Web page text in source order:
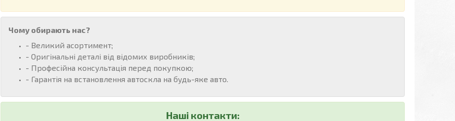
Чому обирають нас?
- Великий асортимент;
- Оригінальні деталі від відомих виробників;
- Професійна консультація перед покупкою;
- Гарантія на встановлення автоскла на будь-яке авто.
Наші контакти: